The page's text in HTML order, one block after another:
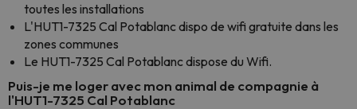
toutes les installations
L'HUT1-7325 Cal Potablanc dispo de wifi gratuite dans les
zones communes
Le HUT1-7325 Cal Potablanc dispose du Wifi.
Puis-je me loger avec mon animal de compagnie à
l'HUT1-7325 Cal Potablanc